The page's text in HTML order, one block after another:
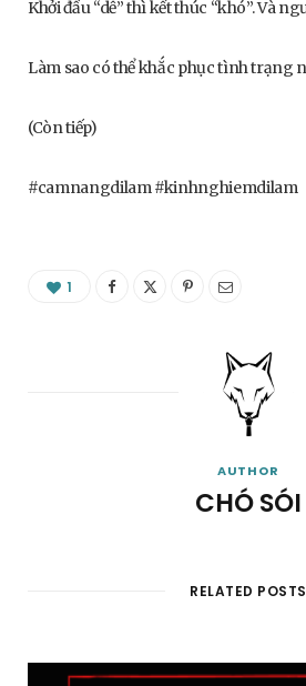
Khởi đầu “dễ” thì kết thúc “khó”. Và
Làm sao có thể khắc phục tình trạng
(Còn tiếp)
#camnangdilam #kinhnghiemdilam
1
AUTHOR
CHÓ SÓI
RELATED POSTS